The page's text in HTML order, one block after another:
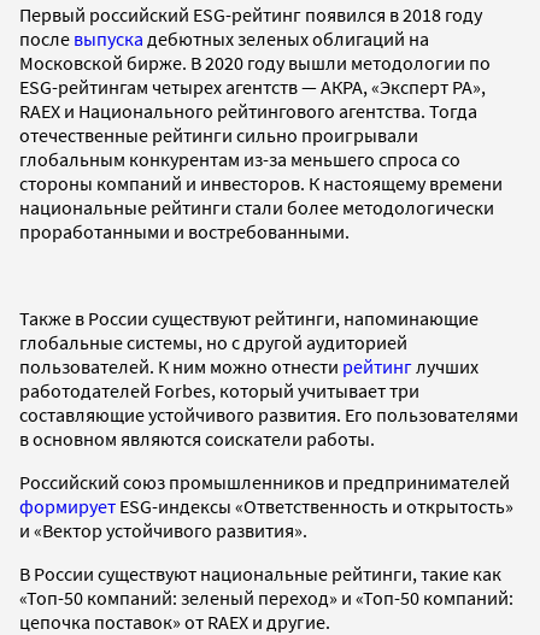
Первый российский ESG-рейтинг появился в 2018 году
после выпуска дебютных зеленых облигаций на
Московской бирже. В 2020 году вышли методологии по
ESG-рейтингам четырех агентств — АКРА, «Эксперт РА»,
RAEX и Национального рейтингового агентства. Тогда
отечественные рейтинги сильно проигрывали
глобальным конкурентам из-за меньшего спроса со
стороны компаний и инвесторов. К настоящему времени
национальные рейтинги стали более методологически
проработанными и востребованными.
Также в России существуют рейтинги, напоминающие
глобальные системы, но с другой аудиторией
пользователей. К ним можно отнести рейтинг лучших
работодателей Forbes, который учитывает три
составляющие устойчивого развития. Его пользователями
в основном являются соискатели работы.
Российский союз промышленников и предпринимателей
формирует ESG-индексы «Ответственность и открытость»
и «Вектор устойчивого развития».
В России существуют национальные рейтинги, такие как
«Топ-50 компаний: зеленый переход» и «Топ-50 компаний:
цепочка поставок» от RAEX и другие.